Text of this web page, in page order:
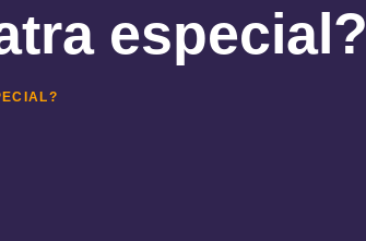
especial?